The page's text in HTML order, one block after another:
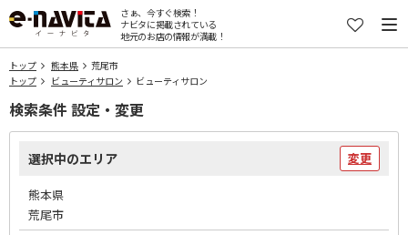
さぁ、今すぐ検索！
ナビタに掲載されている
地元のお店の情報が満載！
トップ 熊本県
荒尾市
トップ
ビューティサロン ビューティサロン
検索条件 設定・変更
選択中のエリア 変更
熊本県
荒尾市